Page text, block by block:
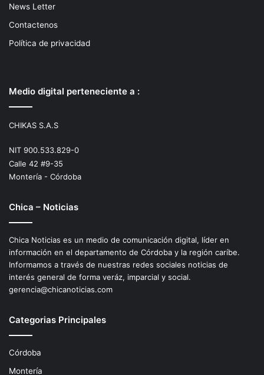
News Letter
Contactenos
Política de privacidad
Medio digital perteneciente a :
CHIKAS S.A.S
NIT 900.533.829-0
Calle 42 #9-35
Montería - Córdoba
Chica – Noticias
Chica Noticias es un medio de comunicación digital, líder en
información en el departamento de Córdoba y la región caríbe.
Informamos a través de nuestras redes sociales noticias de
interés general de forma veráz, imparcial y social.
gerencia@chicanoticias.com
Categorias Principales
Córdoba
Montería